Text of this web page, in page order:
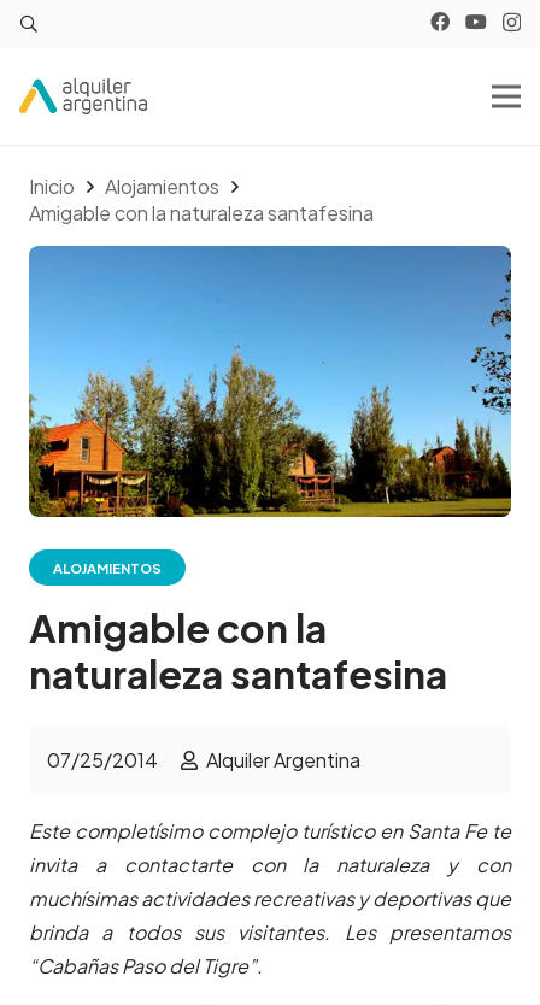
Inicio
Alojamientos
Amigable con la naturaleza santafesina
ALOJAMIENTOS
Amigable con la
naturaleza santafesina
07/25/2014 Alquiler Argentina
Este completísimo complejo turístico en Santa Fe te
invita a contactarte con la naturaleza y con
muchísimas actividades recreativas y deportivas que
brinda a todos sus visitantes. Les presentamos
“Cabañas Paso del Tigre”.